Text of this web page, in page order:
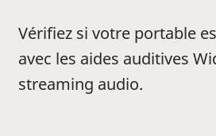
Vérifiez si votre portable
avec les aides auditives
streaming audio.